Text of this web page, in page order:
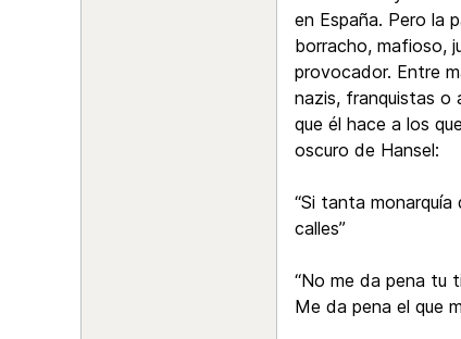
en España. Pero la
borracho, mafioso,
provocador. Entre
nazis, franquistas o
que él hace a los
oscuro de Hansel:
“Si tanta
calles”
“No me da pena tu
Me da pena el que